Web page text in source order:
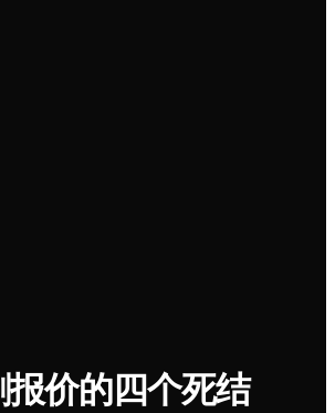
价的四个死结